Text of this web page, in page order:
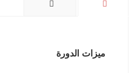
ميزات الدورة